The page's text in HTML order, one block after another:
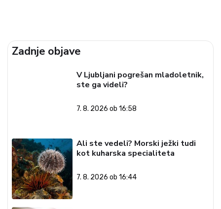
Zadnje objave
V Ljubljani pogrešan mladoletnik,
ste ga videli?
7. 8. 2026 ob 16:58
Ali ste vedeli? Morski ježki tudi
kot kuharska specialiteta
7. 8. 2026 ob 16:44